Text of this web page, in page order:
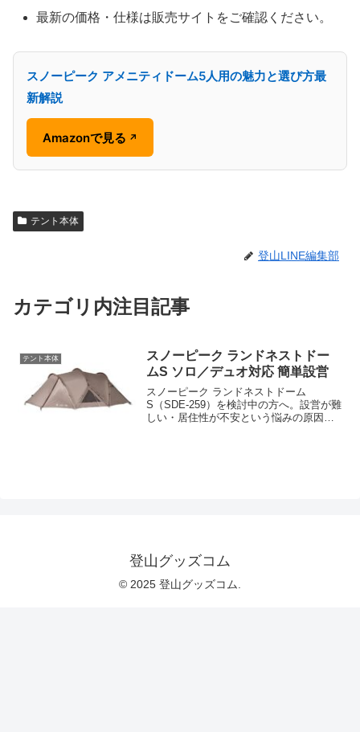
最新の価格・仕様は販売サイトをご確認ください。
スノーピーク アメニティドーム5人用の魅力と選び方最
新解説
Amazonで見る ↗
テント本体
登山LINE編集部
カテゴリ内注目記事
テント本体
スノーピーク ランドネストドー
ムS ソロ／デュオ対応 簡単設営
スノーピーク ランドネストドーム
S（SDE-259）を検討中の方へ。設営が難
しい・居住性が不安という悩みの原因
登山グッズコム
© 2025 登山グッズコム.